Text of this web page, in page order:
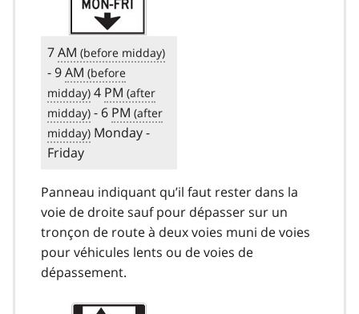
7AM
- 9AM
4 PM
- 6 PM
Monday -
Friday
Panneau indiquant qu’il faut rester dans la
voie de droite sauf pour dépasser sur un
tronçon de route à deux voies muni de voies
pour véhicules lents ou de voies de
dépassement.